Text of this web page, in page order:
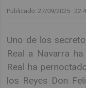
Publicado: 27/09/2025 ·
Uno de los
Real a Navarra
Real ha
los Reyes Don